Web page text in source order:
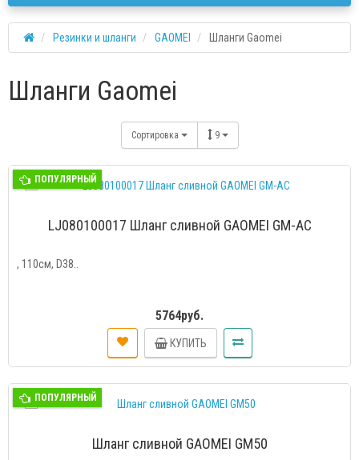
Резинки и шланги GAOMEI Шланги Gaomei
Шланги Gaomei
Сортировка 9
ПОПУЛЯРНЫЙ
LJ080100017 Шланг сливной GAOMEI GM-AC
, 110см, D38..
5764руб.
КУПИТЬ
ПОПУЛЯРНЫЙ
Шланг сливной GAOMEI GM50